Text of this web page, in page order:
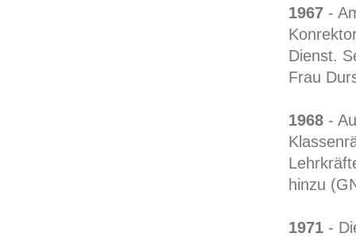
1967 -
Dienst.
Frau
1968 -
hinzu
1971 -